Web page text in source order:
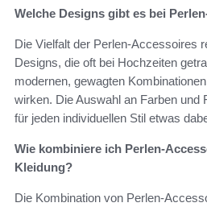
Welche Designs gibt es bei
Die Vielfalt der Perlen-Accessoires
Designs, die oft bei Hochzeiten
modernen, gewagten
wirken. Die Auswahl an Farben und
für jeden individuellen Stil etwas
Wie kombiniere ich Perlen-
Kleidung?
Die Kombination von Perlen-